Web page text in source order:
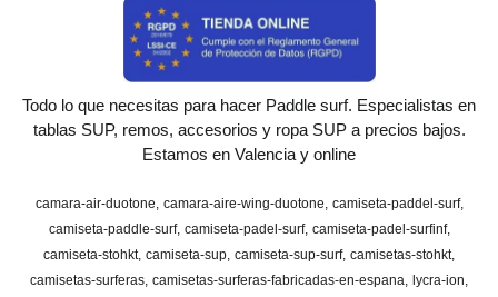
Todo lo que necesitas para hacer Paddle surf. Especialistas en
tablas SUP, remos, accesorios y ropa SUP a precios bajos.
Estamos en Valencia y online
camara-air-duotone camara-aire-wing-duotone camiseta-paddel-surf
camiseta-paddle-surf camiseta-padel-surf camiseta-padel-surfinf
camiseta-stohkt camiseta-sup camiseta-sup-surf camisetas-stohkt
camisetas-surferas camisetas-surferas-fabricadas-en-espana
lycra-ion